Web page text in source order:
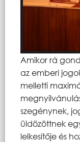
Amikor rá
az emberi
melletti
szegénynek,
üldözöttnek
lelkesítője és